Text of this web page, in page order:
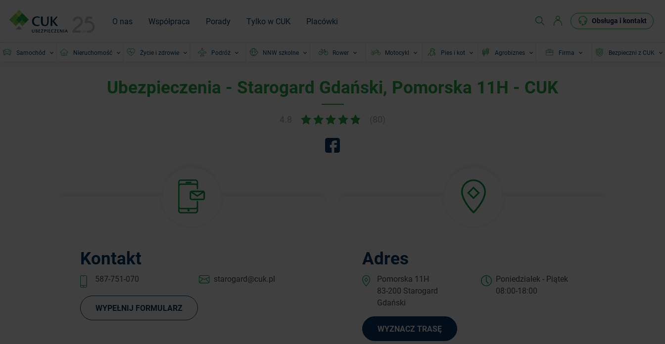
O nas Współpraca Porady Tylko w CUK Placówki Obsługa i kontakt
Samochód Nieruchomość Życie i zdrowie Podróż NNW szkolne Rower Motocykl Pies i kot Agrobiznes Firma Bezpieczni z CUK
Ubezpieczenia - Starogard Gdański, Pomorska 11H - CUK
Kontakt
587-751-070 starogard@cuk.pl
WYPEŁNIJ FORMULARZ
Adres
Pomorska 11H
83-200 Starogard
Gdański
Poniedziałek - Piątek
08:00-18:00
WYZNACZ TRASĘ